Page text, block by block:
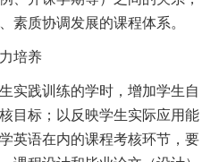
素质协调发展的课程体系。
培养
实践训练的学时，增加学生自
目标；以反映学生实际应用能
英语在内的课程考核环节，要